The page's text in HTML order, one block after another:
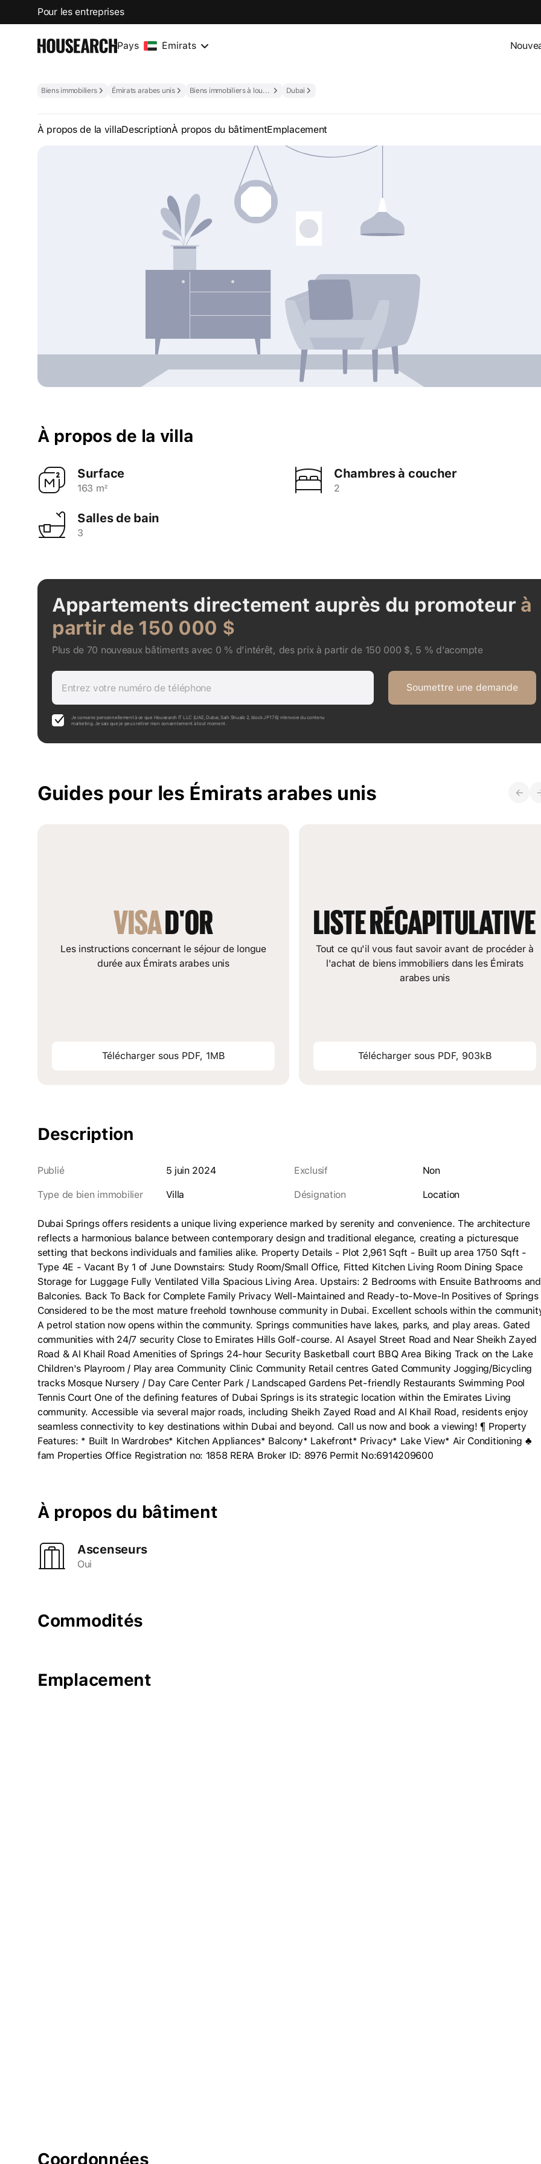
Pour les entreprises
Pays Émirats
Biens immobiliers Émirats arabes unis Biens immobiliers à louer aux Émirats arabes unis Dubai
À propos de la villaDescriptionÀ propos du bâtimentEmplacement
À propos de la villa
Surface
163 m²
Chambres à coucher
2
Salles de bain
3
Appartements directement auprès du promoteur à
partir de 150 000 $
Plus de 70 nouveaux bâtiments avec 0 % d’intérêt, des prix à partir de 150 000 $, 5 % d’acompte
Entrez votre numéro de téléphone Soumettre une demande
Je consens personnellement à ce que Housearch IT LLC (UAE, Dubai, Saih Shuaib 2, block J P176) m’envoie du contenu
marketing. Je sais que je peux retirer mon consentement à tout moment.
Guides pour les Émirats arabes unis
VISA D'OR
Les instructions concernant le séjour de longue
durée aux Émirats arabes unis
Télécharger sous PDF, 1MB
LISTE RÉCAPITULATIVE
Tout ce qu'il vous faut savoir avant de procéder à
l'achat de biens immobiliers dans les Émirats
arabes unis
Télécharger sous PDF, 903kB
Description
Publié 5 juin 2024 Exclusif Non
Type de bien immobilier villa Désignation location
Dubai Springs offers residents a unique living experience marked by serenity and convenience. The architecture
reflects a harmonious balance between contemporary design and traditional elegance, creating a picturesque
setting that beckons individuals and families alike. Property Details - Plot 2,961 Sqft - Built up area 1750 Sqft -
Type 4E - Vacant By 1 of June Downstairs: Study Room/Small Office, Fitted Kitchen Living Room Dining Space
Storage for Luggage Fully Ventilated Villa Spacious Living Area. Upstairs: 2 Bedrooms with Ensuite Bathrooms and
Balconies. Back To Back for Complete Family Privacy Well-Maintained and Ready-to-Move-In Positives of Springs
Considered to be the most mature freehold townhouse community in Dubai. Excellent schools within the
A petrol station now opens within the community. Springs communities have lakes, parks, and play areas. Gated
communities with 24/7 security Close to Emirates Hills Golf-course. Al Asayel Street Road and Near Sheikh Zayed
Road & Al Khail Road Amenities of Springs 24-hour Security Basketball court BBQ Area Biking Track on the Lake
Children's Playroom / Play area Community Clinic Community Retail centres Gated Community Jogging/Bicycling
tracks Mosque Nursery / Day Care Center Park / Landscaped Gardens Pet-friendly Restaurants Swimming Pool
Tennis Court One of the defining features of Dubai Springs is its strategic location within the Emirates Living
community. Accessible via several major roads, including Sheikh Zayed Road and Al Khail Road, residents enjoy
seamless connectivity to key destinations within Dubai and beyond. Call us now and book a viewing! ¶ Property
Features: * Built In Wardrobes* Kitchen Appliances* Balcony* Lakefront* Privacy* Lake View* Air Conditioning ♣
fam Properties Office Registration no: 1858 RERA Broker ID: 8976 Permit No:6914209600
À propos du bâtiment
Ascenseurs
Oui
Commodités
Emplacement
Coordonnées